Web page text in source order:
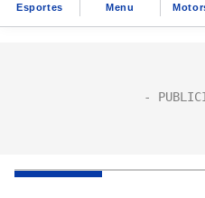
Esportes Menu